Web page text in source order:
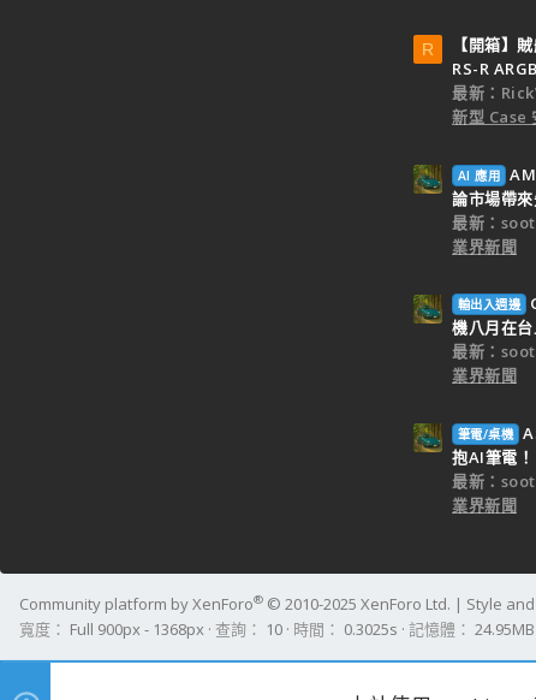
R
【開箱】
RS-R
最新：
新型 Case
AI 應用
論市場帶
最新：
業界新聞
輸出入週邊
機八月在
最新：
業界新聞
筆電/桌機
抱AI筆電！
最新：
業界新聞
Community platform by XenForo® © 2010-2025 XenForo Ltd. | Style
寬度
查詢 10 時間 0.3025s 記憶體 24.95MB